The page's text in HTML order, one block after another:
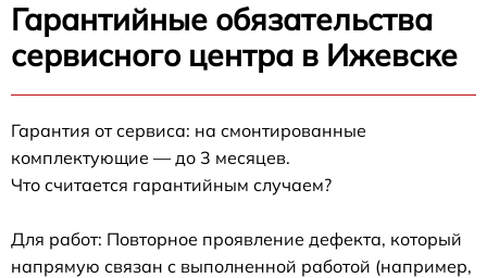
Гарантийные обязательства
сервисного центра в Ижевске
Гарантия от сервиса: на смонтированные
комплектующие — до 3 месяцев.
Что считается гарантийным случаем?
Для работ: Повторное проявление дефекта, который
напрямую связан с выполненной работой (например,